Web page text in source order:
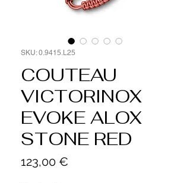
SKU: 0.9415.L25
COUTEAU
VICTORINOX
EVOKE ALOX
STONE RED
123,00 €